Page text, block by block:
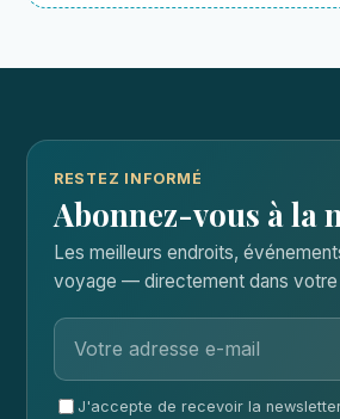
RESTEZ INFORMÉ
Abonnez-vous à la
Les meilleurs endroits,
voyage — directement dans votre
J'accepte de recevoir la